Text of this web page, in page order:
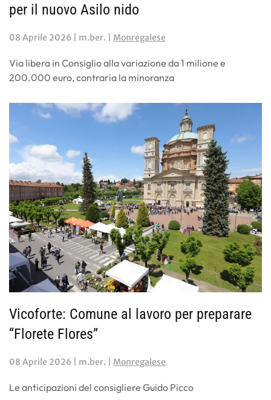
per il nuovo Asilo nido
08 Aprile 2026 | m.ber. | Monregalese
Via libera in Consiglio alla variazione da 1 milione e
200.000 euro, contraria la minoranza
Vicoforte: Comune al lavoro per preparare
“Florete Flores”
08 Aprile 2026 | m.ber. | Monregalese
Le anticipazioni del consigliere Guido Picco